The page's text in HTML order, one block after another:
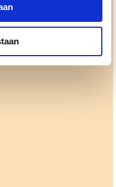
van producten van
graag, doen wat wij
bent; dat menen we en